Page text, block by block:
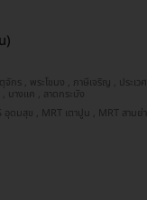
)
บางซื่อ , ปทุมวัน , คันนายาว , ราชเทวี , คลองเตย , บางแค , ลาดกระบัง